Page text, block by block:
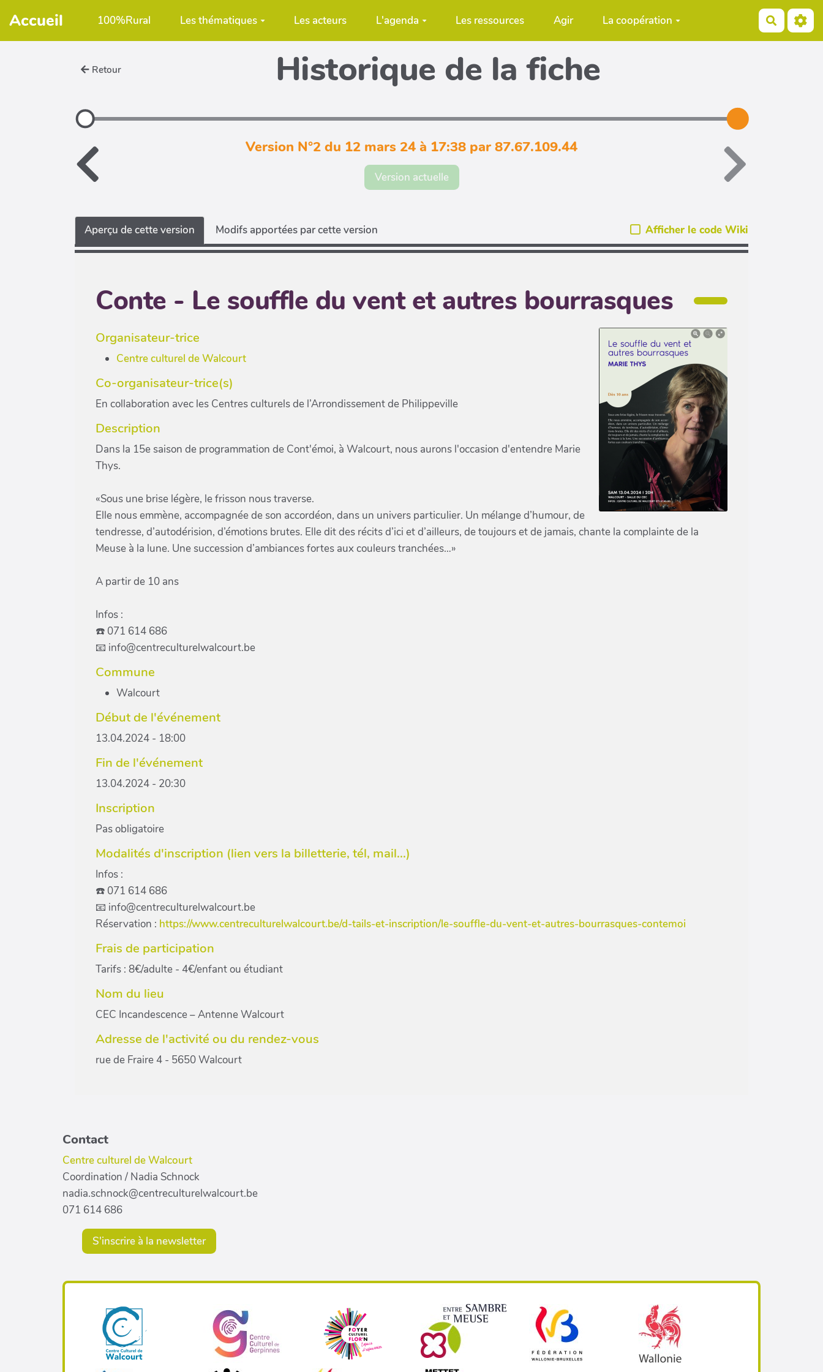
Aller au contenu principal
Accueil 100%Rural Les thématiques Les acteurs L'agenda Les ressources Agir La coopération
Retour Historique de la fiche
Version N°2 du 12 mars 24 à 17:38 par 87.67.109.44
Version actuelle
Aperçu de cette version Modifs apportées par cette version Afficher le code Wiki
Conte - Le souffle du vent et autres bourrasques
Organisateur-trice
Centre culturel de Walcourt
Co-organisateur-trice(s)
En collaboration avec les Centres culturels de l’Arrondissement de Philippeville
Description
Dans la 15e saison de programmation de Cont'émoi, à Walcourt, nous aurons l'occasion d'entendre Marie
Thys.
«Sous une brise légère, le frisson nous traverse.
Elle nous emmène, accompagnée de son accordéon, dans un univers particulier. Un mélange d’humour, de
tendresse, d’autodérision, d’émotions brutes. Elle dit des récits d’ici et d’ailleurs, de toujours et de jamais, chante la complainte de la
Meuse à la lune. Une succession d’ambiances fortes aux couleurs tranchées…»
A partir de 10 ans
Infos :
☎️ 071 614 686
📧 info@centreculturelwalcourt.be
Commune
Walcourt
Début de l'événement
13.04.2024 - 18:00
Fin de l'événement
13.04.2024 - 20:30
Inscription
Pas obligatoire
Modalités d'inscription (lien vers la billetterie, tél, mail...)
Infos :
☎️ 071 614 686
📧 info@centreculturelwalcourt.be
Réservation : https://www.centreculturelwalcourt.be/d-tails-et-inscription/le-souffle-du-vent-et-autres-bourrasques-contemoi
Frais de participation
Tarifs : 8€/adulte - 4€/enfant ou étudiant
Nom du lieu
CEC Incandescence – Antenne Walcourt
Adresse de l'activité ou du rendez-vous
rue de Fraire 4 - 5650 Walcourt
Contact
Centre culturel de Walcourt
Coordination / Nadia Schnock
nadia.schnock@centreculturelwalcourt.be
071 614 686
S'inscrire à la newsletter